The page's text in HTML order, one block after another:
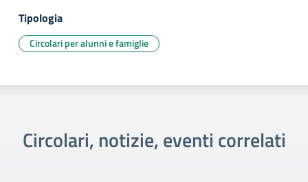
Tipologia
Circolari per alunni e famiglie
Circolari, notizie, eventi correlati